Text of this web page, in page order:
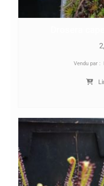
Vendu par :